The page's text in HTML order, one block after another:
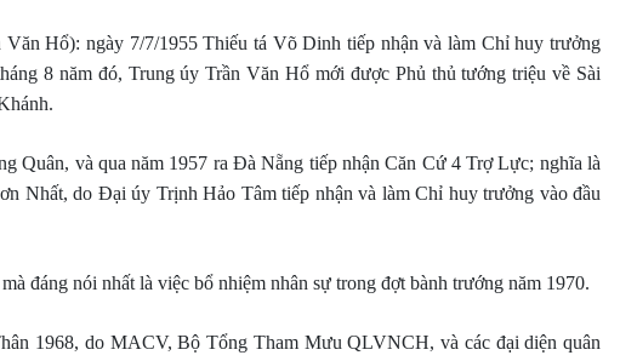
Hổ): ngày 7/7/1955 Thiếu tá Võ Dinh tiếp nhận và làm Chỉ huy trưởng
8 năm đó, Trung úy Trần Văn Hổ mới được Phủ thủ tướng triệu về Sài
Quân, và qua năm 1957 ra Đà Nẵng tiếp nhận Căn Cứ 4 Trợ Lực; nghĩa là
Nhất, do Đại úy Trịnh Hảo Tâm tiếp nhận và làm Chỉ huy trưởng vào đầu
đáng nói nhất là việc bổ nhiệm nhân sự trong đợt bành trướng năm 1970.
1968, do MACV, Bộ Tổng Tham Mưu QLVNCH, và các đại diện quân